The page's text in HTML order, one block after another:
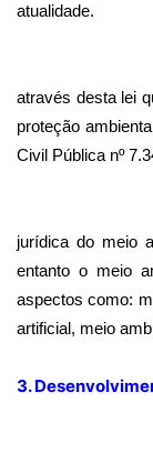
atualidade.
através desta lei
proteção
Civil Pública nº
jurídica do meio
entanto o meio
aspectos como:
artificial, meio
3.